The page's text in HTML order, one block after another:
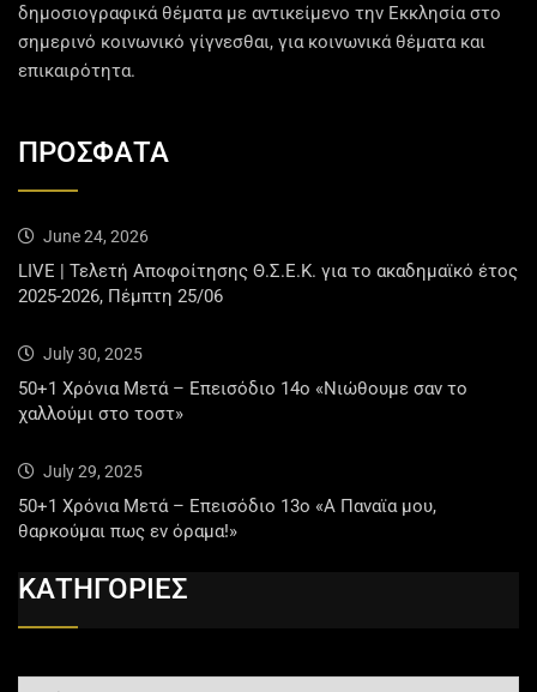
δημοσιογραφικά θέματα με αντικείμενο την Εκκλησία στο
σημερινό κοινωνικό γίγνεσθαι, για κοινωνικά θέματα και
επικαιρότητα.
ΠΡΟΣΦΑΤΑ
June 24, 2026
LIVE | Τελετή Αποφοίτησης Θ.Σ.Ε.Κ. για το ακαδημαϊκό έτος
2025-2026, Πέμπτη 25/06
July 30, 2025
50+1 Χρόνια Μετά – Επεισόδιο 14ο «Νιώθουμε σαν το
χαλλούμι στο τοστ»
July 29, 2025
50+1 Χρόνια Μετά – Επεισόδιο 13ο «Α Παναϊα μου,
θαρκούμαι πως εν όραμα!»
ΚΑΤΗΓΟΡΙΕΣ